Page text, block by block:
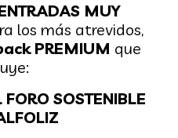
MUY
los más atrevidos,
PREMIUM que
SOSTENIBLE